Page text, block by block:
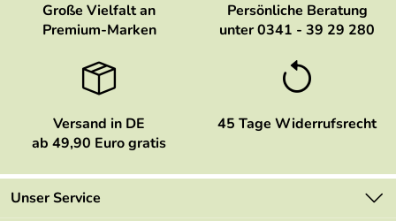
Große Vielfalt an
Premium-Marken
Persönliche Beratung
unter 0341 - 39 29 280
Versand in DE
ab 49,90 Euro gratis
45 Tage Widerrufsrecht
Unser Service